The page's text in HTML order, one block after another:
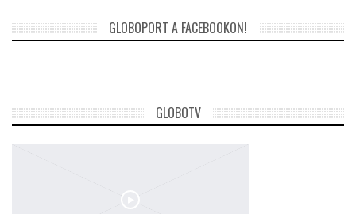
GLOBOPORT A FACEBOOKON!
GLOBOTV